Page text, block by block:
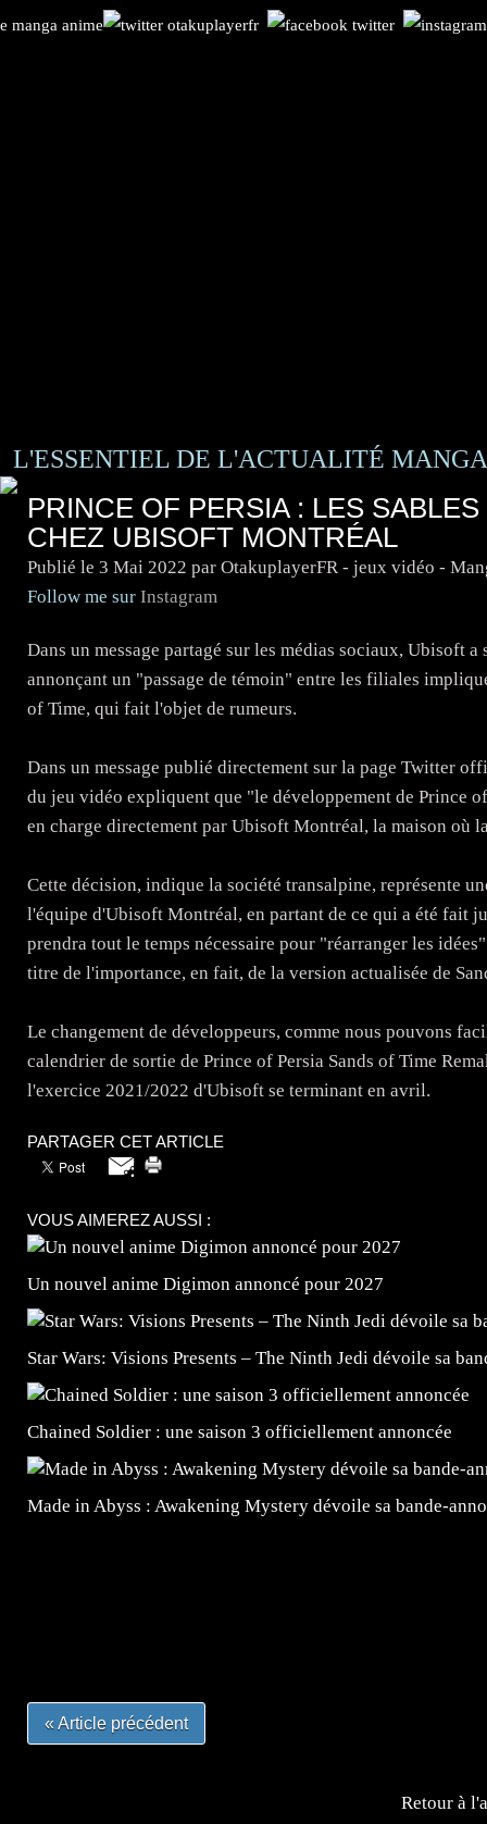
L'ESSENTIEL DE L'ACTUALITÉ
PRINCE OF PERSIA : LES
CHEZ UBISOFT MONTRÉAL
Publié le 3 Mai 2022 par OtakuplayerFR - jeux vidéo -
Follow me sur Instagram
Dans un message partagé sur les médias sociaux, Ubisoft
annonçant un "passage de témoin" entre les filiales
of Time, qui fait l'objet de rumeurs.
Dans un message publié directement sur la page Twitter
du jeu vidéo expliquent que "le développement de Prince
en charge directement par Ubisoft Montréal, la maison où
Cette décision, indique la société transalpine, représente
l'équipe d'Ubisoft Montréal, en partant de ce qui a été fait
prendra tout le temps nécessaire pour "réarranger les
titre de l'importance, en fait, de la version actualisée de
Le changement de développeurs, comme nous pouvons
calendrier de sortie de Prince of Persia Sands of Time
l'exercice 2021/2022 d'Ubisoft se terminant en avril.
PARTAGER CET ARTICLE
VOUS AIMEREZ AUSSI :
Un nouvel anime Digimon annoncé pour 2027
Star Wars: Visions Presents – The Ninth Jedi dévoile sa
Chained Soldier : une saison 3 officiellement annoncée
Made in Abyss : Awakening Mystery dévoile sa bande-
« Article précédent
Retour à